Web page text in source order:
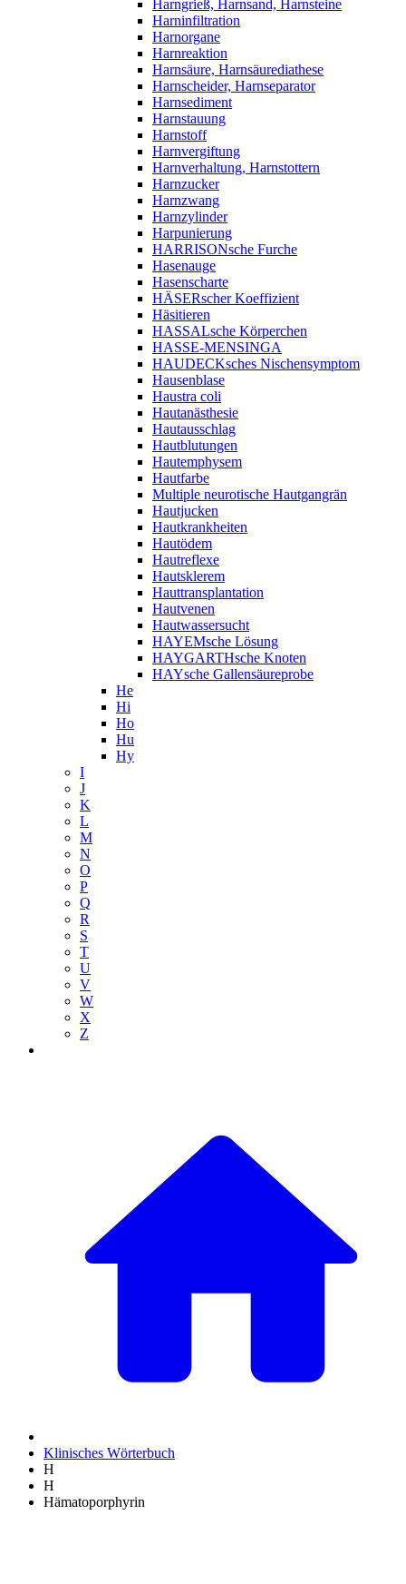
Harngrieß, Harnsand, Harnsteine
Harninfiltration
Harnorgane
Harnreaktion
Harnsäure, Harnsäurediathese
Harnscheider, Harnseparator
Harnsediment
Harnstauung
Harnstoff
Harnvergiftung
Harnverhaltung, Harnstottern
Harnzucker
Harnzwang
Harnzylinder
Harpunierung
HARRISONsche Furche
Hasenauge
Hasenscharte
HÄSERscher Koeffizient
Häsitieren
HASSALsche Körperchen
HASSE-MENSINGA
HAUDECKsches Nischensymptom
Hausenblase
Haustra coli
Hautanästhesie
Hautausschlag
Hautblutungen
Hautemphysem
Hautfarbe
Multiple neurotische Hautgangrän
Hautjucken
Hautkrankheiten
Hautödem
Hautreflexe
Hautsklerem
Hauttransplantation
Hautvenen
Hautwassersucht
HAYEMsche Lösung
HAYGARTHsche Knoten
HAYsche Gallensäureprobe
He
Hi
Ho
Hu
Hy
I
J
K
L
M
N
O
P
Q
R
S
T
U
V
W
X
Z
Klinisches Wörterbuch
H
H
Hämatoporphyrin